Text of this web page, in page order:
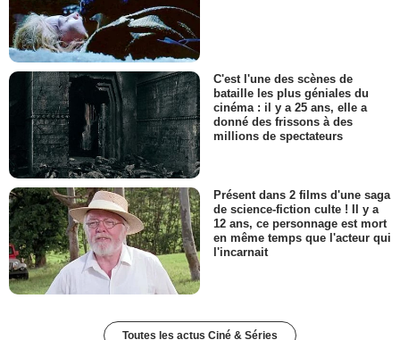
C'est l'une des scènes de
bataille les plus géniales du
cinéma : il y a 25 ans, elle a
donné des frissons à des
millions de spectateurs
Présent dans 2 films d'une saga
de science-fiction culte ! Il y a
12 ans, ce personnage est mort
en même temps que l'acteur qui
l'incarnait
Toutes les actus Ciné & Séries